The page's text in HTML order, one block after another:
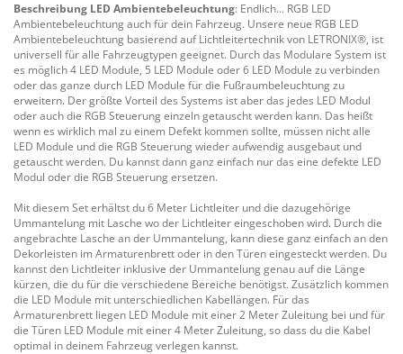
Beschreibung LED Ambientebeleuchtung: Endlich... RGB LED
Ambientebeleuchtung auch für dein Fahrzeug. Unsere neue RGB LED
Ambientebeleuchtung basierend auf Lichtleitertechnik von LETRONIX®, ist
universell für alle Fahrzeugtypen geeignet. Durch das Modulare System ist
es möglich 4 LED Module, 5 LED Module oder 6 LED Module zu verbinden
oder das ganze durch LED Module für die Fußraumbeleuchtung zu
erweitern. Der größte Vorteil des Systems ist aber das jedes LED Modul
oder auch die RGB Steuerung einzeln getauscht werden kann. Das heißt
wenn es wirklich mal zu einem Defekt kommen sollte, müssen nicht alle
LED Module und die RGB Steuerung wieder aufwendig ausgebaut und
getauscht werden. Du kannst dann ganz einfach nur das eine defekte LED
Modul oder die RGB Steuerung ersetzen.
Mit diesem Set erhältst du 6 Meter Lichtleiter und die dazugehörige
Ummantelung mit Lasche wo der Lichtleiter eingeschoben wird. Durch die
angebrachte Lasche an der Ummantelung, kann diese ganz einfach an den
Dekorleisten im Armaturenbrett oder in den Türen eingesteckt werden. Du
kannst den Lichtleiter inklusive der Ummantelung genau auf die Länge
kürzen, die du für die verschiedene Bereiche benötigst. Zusätzlich kommen
die LED Module mit unterschiedlichen Kabellängen. Für das
Armaturenbrett liegen LED Module mit einer 2 Meter Zuleitung bei und für
die Türen LED Module mit einer 4 Meter Zuleitung, so dass du die Kabel
optimal in deinem Fahrzeug verlegen kannst.